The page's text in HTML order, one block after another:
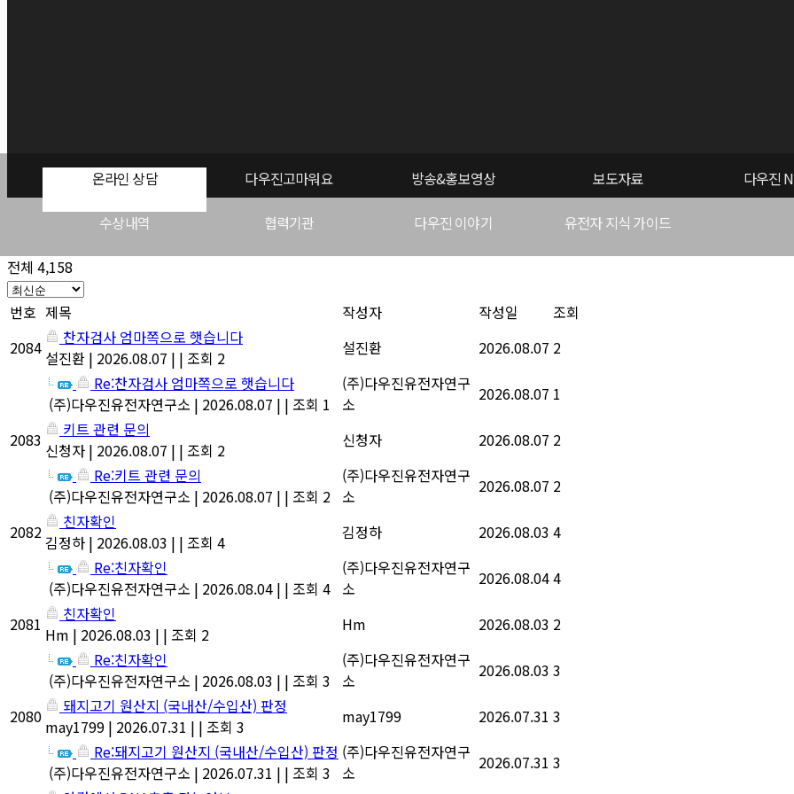
온라인 상담 다우진고마워요 방송&홍보영상 보도자료 다우진
수상내역 협력기관 다우진 이야기 유전자 지식 가이드
전체 4,158
번호 제목 작성자 작성일
조회
2084
찬자검사 엄마쪽으로 햇습니다
설진환 | 2026.08.07 | | 조회 2 설진환 2026.08.07 2
Re:찬자검사 엄마쪽으로 햇습니다
(주)다우진유전자연구소 | 2026.08.07 | | 조회 1
(주)다우진유전자연구
소
2026.08.07 1
2083
키트 관련 문의
신청자 | 2026.08.07 | | 조회 2 신청자 2026.08.07 2
Re:키트 관련 문의
(주)다우진유전자연구소 | 2026.08.07 | | 조회 2
(주)다우진유전자연구
소
2026.08.07 2
2082
친자확인
김정하 | 2026.08.03 | | 조회 4 김정하 2026.08.03 4
Re:친자확인
(주)다우진유전자연구소 | 2026.08.04 | | 조회 4
(주)다우진유전자연구
소
2026.08.044
2081
친자확인
Hm | 2026.08.03 | | 조회 2 Hm 2026.08.03 2
Re:친자확인
(주)다우진유전자연구소 | 2026.08.03 | | 조회 3
(주)다우진유전자연구
소
2026.08.03 3
2080
돼지고기 원산지 (국내산/수입산) 판정
may1799 | 2026.07.31 | | 조회 3 may1799 2026.07.31 3
Re:돼지고기 원산지 (국내산/수입산) 판정
(주)다우진유전자연구소 | 2026.07.31 | | 조회 3
(주)다우진유전자연구
소
2026.07.31 3